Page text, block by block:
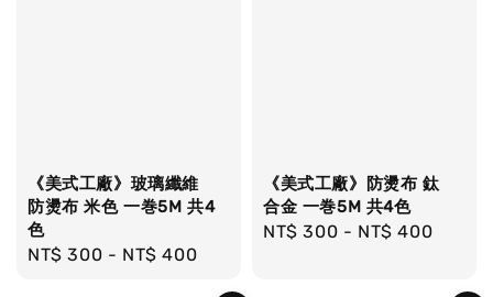
《美式工廠》玻璃纖維
防燙布 米色 一巻5M 共4
色
Regular
NT$ 300 - NT$ 400
《美式工廠》防燙布 鈦
合金 一巻5M 共4色
Regular
NT$ 300 - NT$ 400